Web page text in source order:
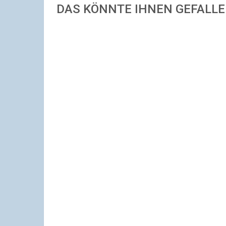
DAS KÖNNTE IHNEN